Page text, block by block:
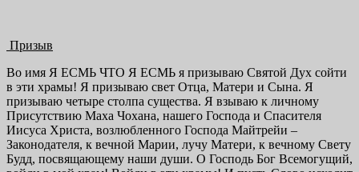
Призыв
Во имя Я ЕСМЬ ЧТО Я ЕСМЬ я призываю Святой Дух сойти
в эти храмы! Я призываю свет Отца, Матери и Сына. Я
призываю четыре столпа существа. Я взываю к личному
Присутствию Маха Чохана, нашего Господа и Спасителя
Иисуса Христа, возлюбленного Господа Майтрейи –
Законодателя, к вечной Марии, лучу Матери, к вечному Свету
Будд, посвящающему наши души. О Господь Бог Всемогущий,